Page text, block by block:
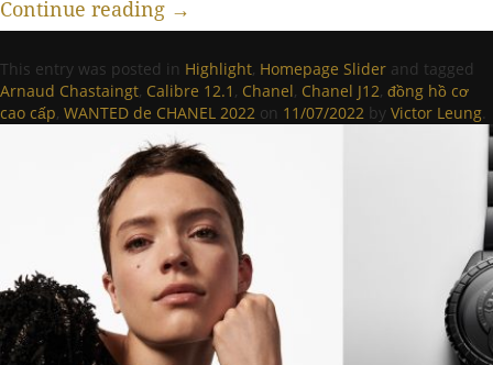
Continue reading →
This entry was posted in Highlight, Homepage Slider and tagged
Arnaud Chastaingt, Calibre 12.1 , Chanel, Chanel J12, đồng hồ cơ
cao cấp, WANTED de CHANEL 2022 on 11/07/2022 by Victor Leung.